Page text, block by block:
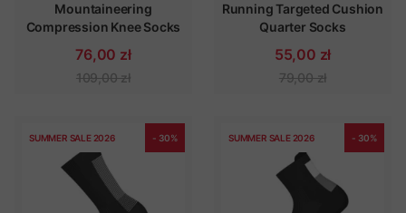
Mountaineering
Compression Knee Socks
76,00 zł
109,00 zł
Running Targeted Cushion
Quarter Socks
55,00 zł
79,00 zł
SUMMER SALE 2026 - 30% SUMMER SALE 2026 - 30%